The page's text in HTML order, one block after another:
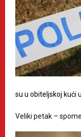
su u obiteljskoj kući
Veliki petak –